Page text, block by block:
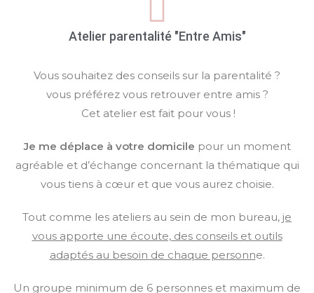
Atelier parentalité "Entre Amis"
Vous souhaitez des conseils sur la parentalité ?
vous préférez vous retrouver entre amis ?
Cet atelier est fait pour vous !
Je me déplace à votre domicile pour un moment
agréable et d’échange concernant la thématique qui
vous tiens à cœur et que vous aurez choisie.
Tout comme les ateliers au sein de mon bureau, je
vous apporte une écoute, des conseils et outils
adaptés au besoin de chaque personne.
Un groupe minimum de 6 personnes et maximum de